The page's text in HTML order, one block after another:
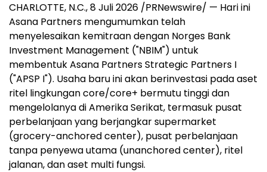
CHARLOTTE, N.C.,8 Juli 2026 /PRNewswire/ — Hari ini
Asana Partners mengumumkan telah
menyelesaikan kemitraan dengan Norges Bank
Investment Management ("NBIM") untuk
membentuk Asana Partners Strategic Partners I
("APSP I"). Usaha baru ini akan berinvestasi pada aset
ritel lingkungan core/core+ bermutu tinggi dan
mengelolanya di Amerika Serikat, termasuk pusat
perbelanjaan yang berjangkar supermarket
(grocery-anchored center), pusat perbelanjaan
tanpa penyewa utama (unanchored center), ritel
jalanan, dan aset multi fungsi.